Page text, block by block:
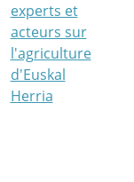
experts et
acteurs sur
l'agriculture
d'Euskal
Herria